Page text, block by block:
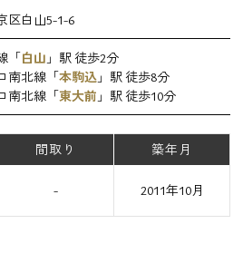
区白山5-1-6
「白山 」駅 徒歩2分
南北線「本駒込 」駅 徒歩8分
南北線「東大前 」駅 徒歩10分
間取り
築年月
- 2011年10月